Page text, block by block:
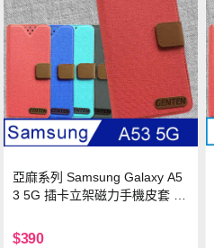
亞麻系列 Samsung Galaxy A5
3 5G 插卡立架磁力手機皮套 藍
$390